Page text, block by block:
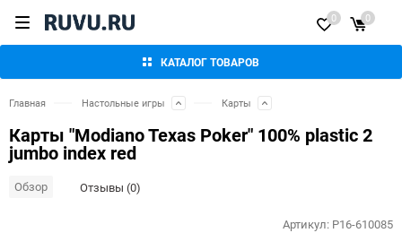
КАТАЛОГ ТОВАРОВ
0 0
Главная Настольные игры Карты
Карты "Modiano Texas Poker" 100% plastic 2
jumbo index red
Обзор Отзывы (0)
Артикул: P16-610085